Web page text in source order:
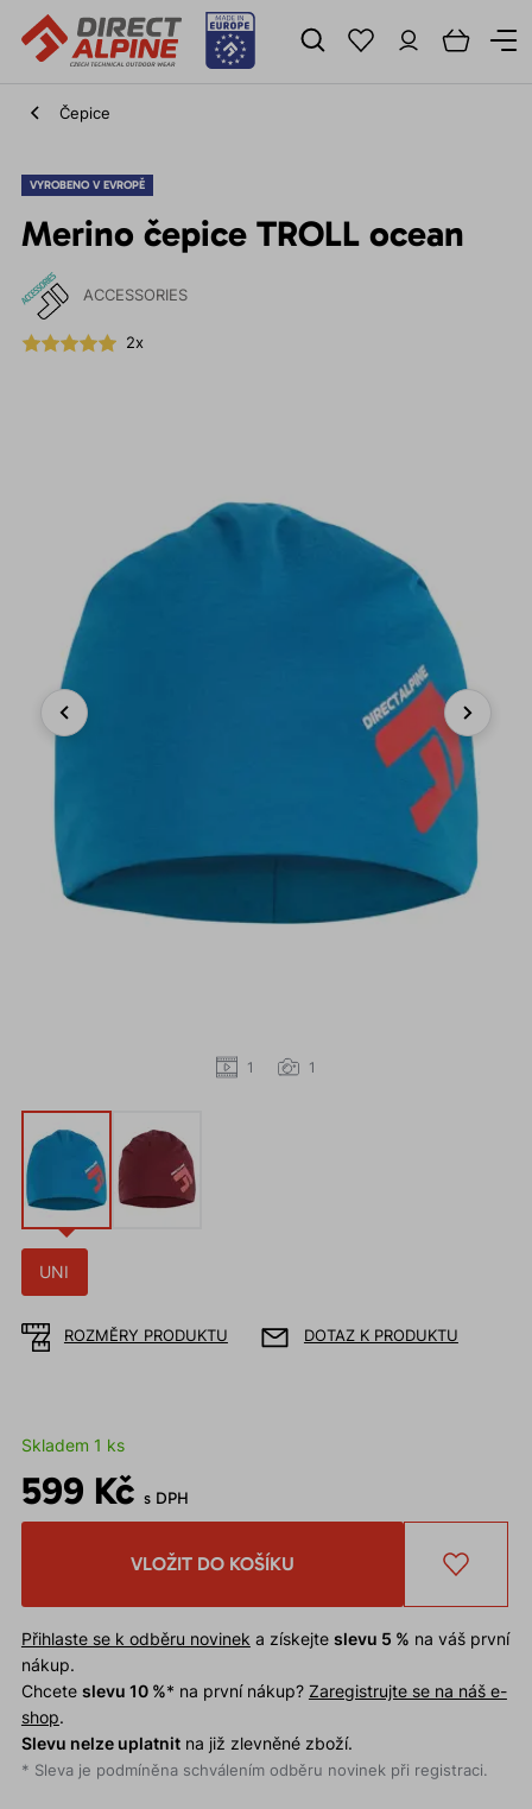
Čepice
VYROBENO V EVROPĚ
Merino čepice TROLL ocean
ACCESSORIES
2x
Next
1 1
UNI
ROZMĚRY PRODUKTU DOTAZ K PRODUKTU
Skladem 1 ks
599 Kč s DPH
VLOŽIT DO KOŠÍKU
Přihlaste se k odběru novinek a získejte slevu 5 % na váš první
nákup.
Chcete slevu 10 %* na první nákup? Zaregistrujte se na náš e-
shop.
Slevu nelze uplatnitna již zlevněné zboží.
* Sleva je podmíněna schválením odběru novinek při registraci.